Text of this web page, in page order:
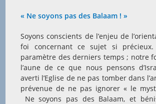
« Ne soyons pas des Balaam ! »
Soyons conscients de l’enjeu de
foi concernant ce sujet si
paramètre des derniers temps ; notre
l’aune de ce que nous pensons
averti l’Eglise de ne pas tomber dans
prévenue de ne pas ignorer « le
Ne soyons pas des Balaam, et